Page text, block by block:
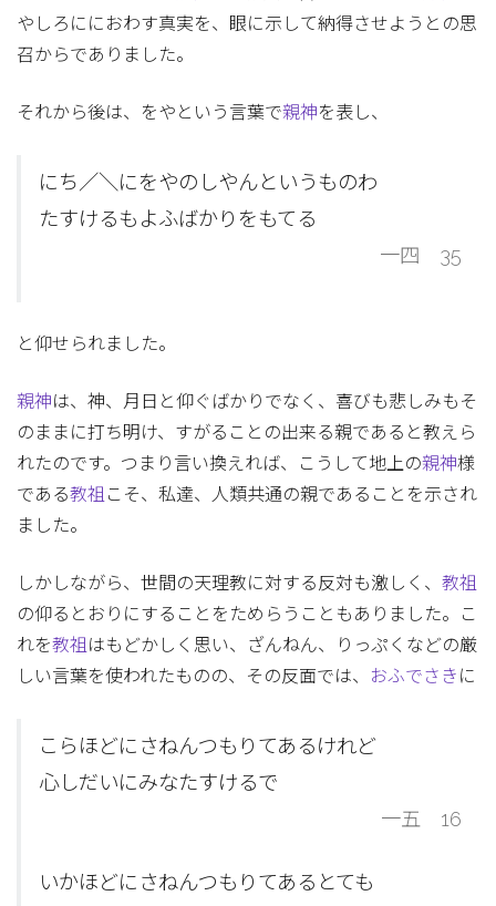
やしろににおわす真実を、眼に示して納得させようとの思
召からでありました。
それから後は、をやという言葉で親神を表し、
にち／＼にをやのしやんというものわ
たすけるもよふばかりをもてる
一四 35
と仰せられました。
親神は、神、月日と仰ぐばかりでなく、喜びも悲しみもそ
のままに打ち明け、すがることの出来る親であると教えら
れたのです。つまり言い換えれば、こうして地上の親神様
である教祖 こそ、私達、人類共通の親であることを示され
ました。
しかしながら、世間の天理教に対する反対も激しく、 教祖
の仰るとおりにすることをためらうこともありました。こ
れを教祖 はもどかしく思い、ざんねん、りっぷくなどの厳
しい言葉を使われたものの、その反面では、
おふでさき に
こらほどにさねんつもりてあるけれど
心しだいにみなたすけるで
一五 16
いかほどにさねんつもりてあるとても